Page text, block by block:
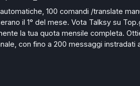
100 comandi /translate
il 1° del mese. Vota Talksy su
la tua quota mensile completa.
con fino a 200 messaggi instradati